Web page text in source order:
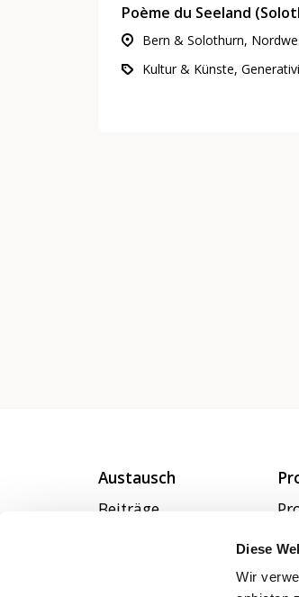
Diese
Wir
Poème du Seeland
Bern & Solothurn,
Austausch
Beiträge